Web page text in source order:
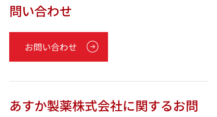
問い合わせ
お問い合わせ
あすか製薬株式会社に関するお問